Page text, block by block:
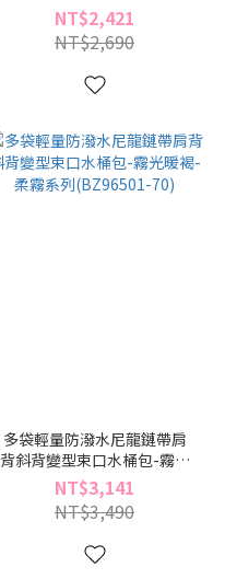
列(BX96522-74)
NT$2,421
NT$2,690
多袋輕量防潑水尼龍鏈帶肩
背斜背變型束口水桶包-霧光
暖褐-柔霧系列(BZ96501-
70)
NT$3,141
NT$3,490